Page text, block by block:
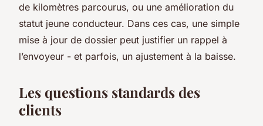
de kilomètres parcourus, ou une amélioration du
statut jeune conducteur. Dans ces cas, une simple
mise à jour de dossier peut justifier un rappel à
l’envoyeur - et parfois, un ajustement à la baisse.
Les questions standards des
clients